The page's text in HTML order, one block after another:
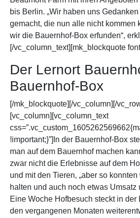
bis Berlin. „Wir haben uns
gemacht, die nun alle nicht kommen
wir die Bauernhof-Box erfunden“,
[/vc_column_text][mk_blockquote
Der Lernort
Bauernhof-Box
[/mk_blockquote][/vc_column][/
[vc_column][vc_column_text
!important;}”]In der Bauernhof-Box
man auf dem Bauernhof machen
zwar nicht die Erlebnisse auf dem
und mit den Tieren, „aber so
halten und auch noch etwas Umsatz
Eine Woche Hofbesuch steckt in der
den vergangenen Monaten